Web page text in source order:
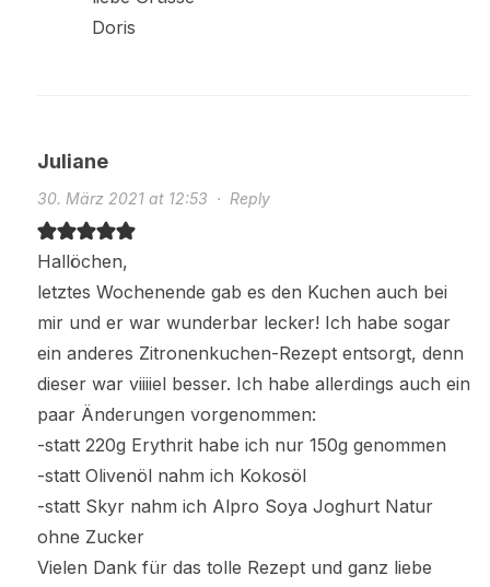
Doris
Juliane
30. März 2021 at 12:53 · Reply
Hallöchen,
letztes Wochenende gab es den Kuchen auch bei
mir und er war wunderbar lecker! Ich habe sogar
ein anderes Zitronenkuchen-Rezept entsorgt, denn
dieser war viiiiel besser. Ich habe allerdings auch ein
paar Änderungen vorgenommen:
-statt 220g Erythrit habe ich nur 150g genommen
-statt Olivenöl nahm ich Kokosöl
-statt Skyr nahm ich Alpro Soya Joghurt Natur
ohne Zucker
Vielen Dank für das tolle Rezept und ganz liebe